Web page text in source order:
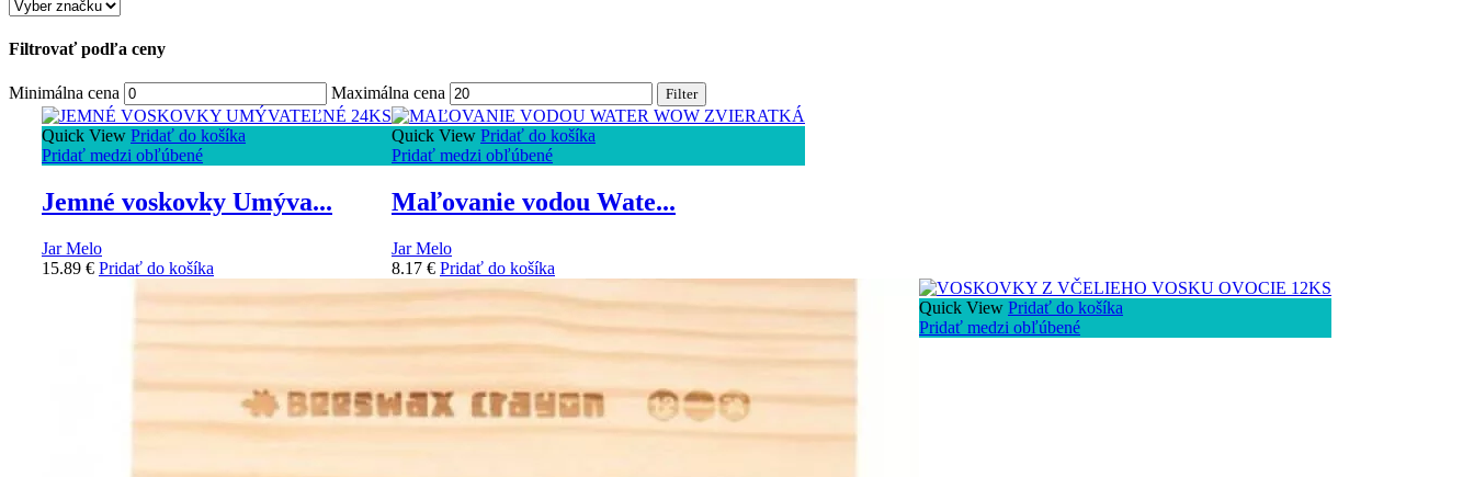
Filtrovať podľa ceny
Minimálna cena Maximálna cena Filter
Quick View Pridať do košíka
Pridať medzi obľúbené
Jemné voskovky Umýva...
Jar Melo
15.89 € Pridať do košíka
Quick View Pridať do košíka
Pridať medzi obľúbené
Maľovanie vodou Wate...
Jar Melo
8.17 € Pridať do košíka
Quick View Pridať do košíka
Pridať medzi obľúbené